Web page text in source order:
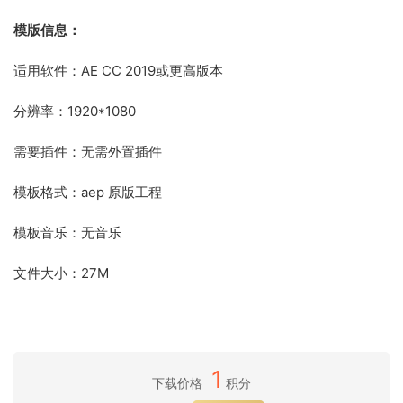
模版信息：
适用软件：AE CC 2019或更高版本
分辨率：1920*1080
需要插件：无需外置插件
模板格式：aep 原版工程
模板音乐：无音乐
文件大小：27M
下载价格 1 积分